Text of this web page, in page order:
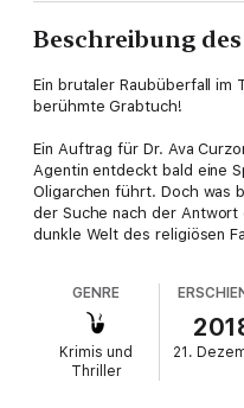
Beschreibung
Ein brutaler Raubüberfall im
berühmte Grabtuch!
Ein Auftrag für Dr. Ava
Agentin entdeckt bald eine
Oligarchen führt. Doch was
der Suche nach der
dunkle Welt des religiösen
Ihre Jagd führt sie quer
Hinterzimmer der Reichen
eine Verschwörung von
Plan nicht vereitelt, wird ein
Welt ins Chaos stürzen!
GENRE
Krimis und
Thriller
21.